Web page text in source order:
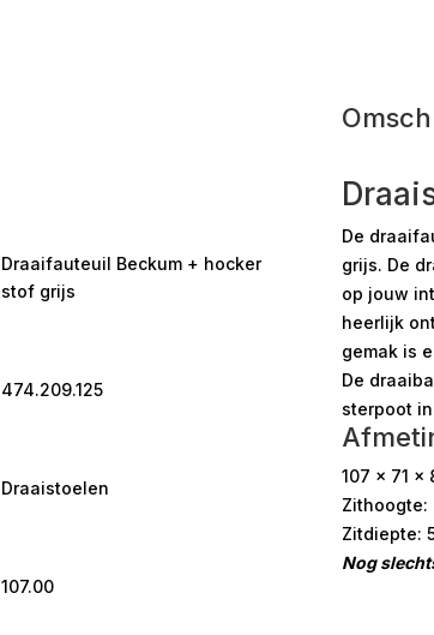
Draaifauteuil Beckum + hocker
stof grijs
474.209.125
Draaistoelen
107.00
De
grijs. De
op jouw
heerlijk
gemak is
De
sterpoot
107 x 71 x
Zithoogte:
Zitdiepte:
Nog